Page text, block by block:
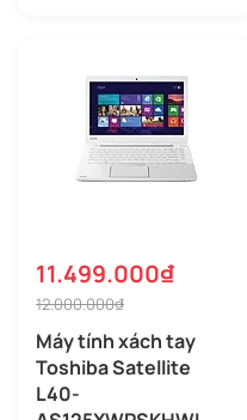
11.499.000₫
12.000.000₫
Máy tính xách tay
Toshiba Satellite
L40-